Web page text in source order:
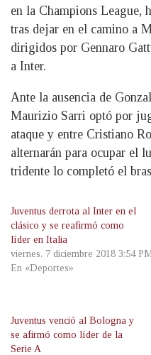
en la Champions League,
tras dejar en el camino a
dirigidos por Gennaro
a Inter.
Ante la ausencia de
Maurizio Sarri optó por
ataque y entre Cristiano
alternarán para ocupar el
tridente lo completó el
Juventus derrota al Inter en el
clásico y se reafirmó como
líder en Italia
viernes, 7 diciembre 2018 3:54
En «Deportes»
Juventus venció al Bologna y
se afirmó como líder de la
Serie A